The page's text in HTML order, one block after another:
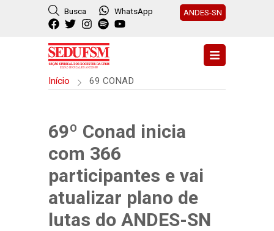
Busca WhatsApp ANDES-SN
Início 69 CONAD
69º Conad inicia
com 366
participantes e vai
atualizar plano de
lutas do ANDES-SN